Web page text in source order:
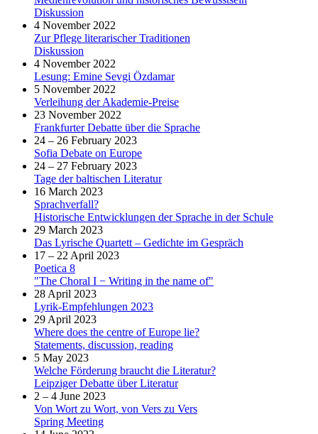
Diskussion
4 November 2022
Zur Pflege literarischer Traditionen
Diskussion
4 November 2022
Lesung: Emine Sevgi Özdamar
5 November 2022
Verleihung der Akademie-Preise
23 November 2022
Frankfurter Debatte über die Sprache
24 – 26 February 2023
Sofia Debate on Europe
24 – 27 February 2023
Tage der baltischen Literatur
16 March 2023
Sprachverfall?
Historische Entwicklungen der Sprache in der Schule
29 March 2023
Das Lyrische Quartett – Gedichte im Gespräch
17 – 22 April 2023
Poetica 8
"The Choral I − Writing in the name of"
28 April 2023
Lyrik-Empfehlungen 2023
29 April 2023
Where does the centre of Europe lie?
Statements, discussion, reading
5 May 2023
Welche Förderung braucht die Literatur?
Leipziger Debatte über Literatur
2 – 4 June 2023
Von Wort zu Wort, von Vers zu Vers
Spring Meeting